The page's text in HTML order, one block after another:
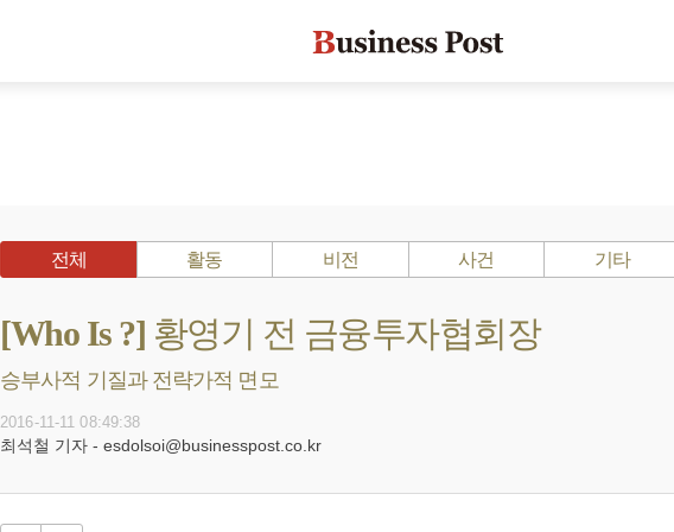
전체 활동 비전 사건 기타
[Who Is ?] 황영기 전 금융투자협회장
승부사적 기질과 전략가적 면모
2016-11-11 08:49:38
최석철 기자 - esdolsoi@businesspost.co.kr